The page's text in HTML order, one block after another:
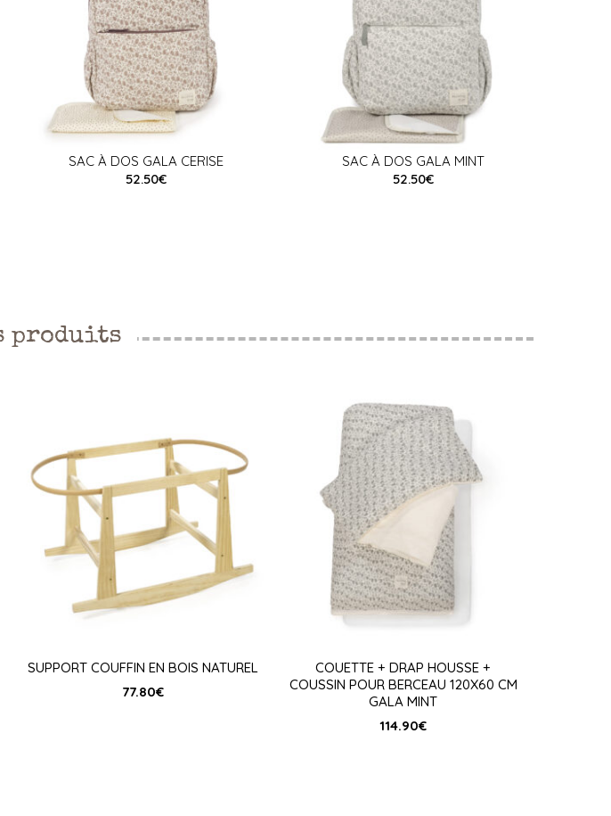
SAC À DOS GALA CERISE
52.50€
SAC À DOS GALA MINT
52.50€
produits
SUPPORT COUFFIN EN BOIS NATUREL
77.80€
COUETTE + DRAP HOUSSE +
COUSSIN POUR BERCEAU 120X60 CM
GALA MINT
114.90€